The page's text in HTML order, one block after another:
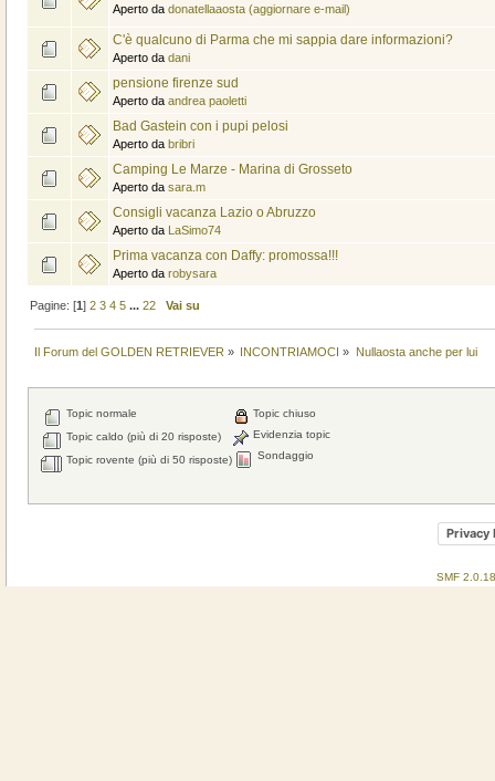
Aperto da donatellaaosta (aggiornare e-mail)
C'è qualcuno di Parma che mi sappia dare informazioni?
Aperto da dani
pensione firenze sud
Aperto da andrea paoletti
Bad Gastein con i pupi pelosi
Aperto da bribri
Camping Le Marze - Marina di Grosseto
Aperto da sara.m
Consigli vacanza Lazio o Abruzzo
Aperto da LaSimo74
Prima vacanza con Daffy: promossa!!!
Aperto da robysara
Pagine: [1]2 3 4 5 ...22 Vai su
Il Forum del GOLDEN RETRIEVER » INCONTRIAMOCI » Nullaosta anche per lui
Topic normale
Topic caldo (più di 20 risposte)
Topic rovente (più di 50 risposte)
Topic chiuso
Evidenzia topic
Sondaggio
Privacy
SMF 2.0.18